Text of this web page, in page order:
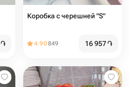
֏
Коробка с черешней "S"
4.90849 16 957֏